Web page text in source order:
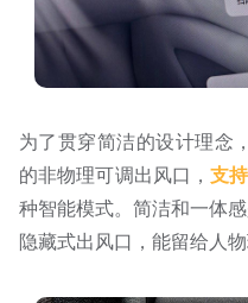
为了贯穿简洁的设计理念
的非物理可调出风口，支
种智能模式。简洁和一体
隐藏式出风口，能留给人